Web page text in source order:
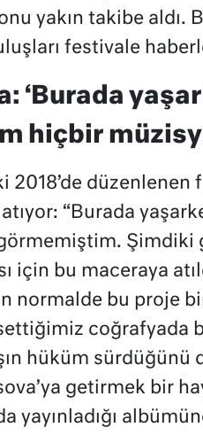
yakın takibe aldı.
festivale
‘Burada
hiçbir
2018’de düzenlenen
“Burada
Şimdiki
için bu maceraya
normalde bu proje
coğrafyada
hüküm sürdüğünü
getirmek bir
yayınladığı